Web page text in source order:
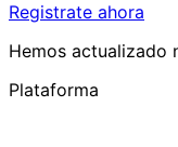
Registrate ahora
Hemos actualizado
Plataforma